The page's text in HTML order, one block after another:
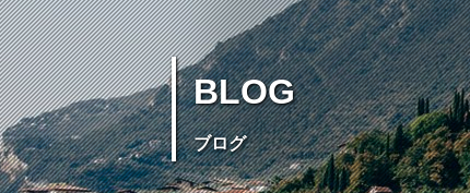
BLOG
ブログ